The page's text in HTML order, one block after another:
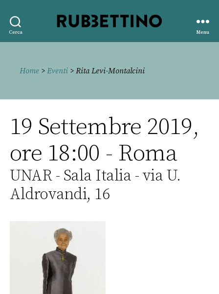
Cerca
editore
Menu
Home > Eventi > Rita Levi-Montalcini
19 Settembre 2019,
ore 18:00 - Roma
UNAR - Sala Italia - via U.
Aldrovandi, 16